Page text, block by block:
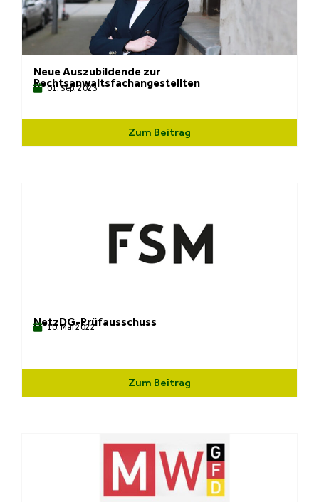
Neue Auszubildende zur
Rechtsanwaltsfachangestellten
01. Sep. 2023
Zum Beitrag
NetzDG-Prüfausschuss
10. Mai 2022
Zum Beitrag